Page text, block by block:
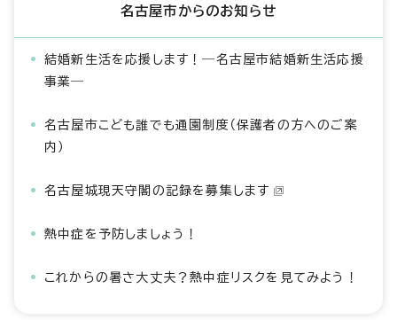
名古屋市からのお知らせ
結婚新生活を応援します！―名古屋市結婚新生活応援
事業―
名古屋市こども誰でも通園制度（保護者の方へのご案
内）
名古屋城現天守閣の記録を募集します
熱中症を予防しましょう！
これからの暑さ大丈夫？熱中症リスクを見てみよう！